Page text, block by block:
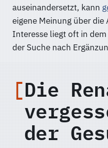
auseinandersetzt, kann
eigene Meinung über
Interesse liegt oft in
der Suche nach
Die
der